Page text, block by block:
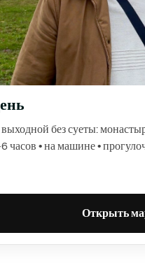
без суеты:
часов • на машине •
Открыть